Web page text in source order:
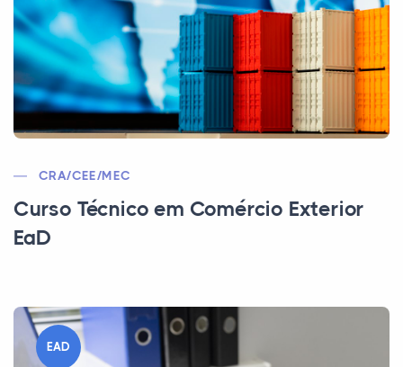
CRA/CEE/MEC
Curso Técnico em Comércio Exterior
EaD
EAD